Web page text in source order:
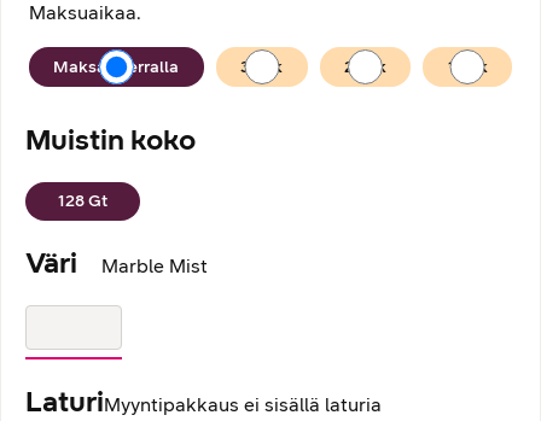
Maksuaikaa.
Maksuaika
Maksan kerralla 36 kk 24 kk 12 kk
Muistin koko
128Gt
Väri Marble Mist
LaturiMyyntipakkaus ei sisällä laturia